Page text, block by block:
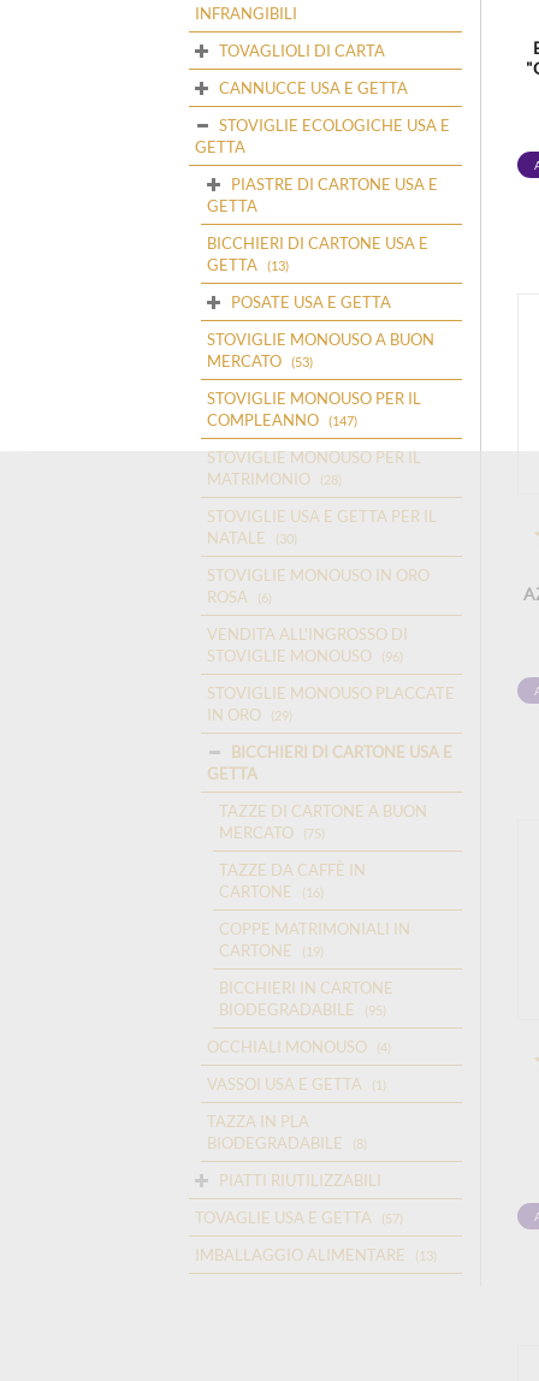
INFRANGIBILI
TOVAGLIOLI DI CARTA
CANNUCCE USA E GETTA
STOVIGLIE ECOLOGICHE USA E
GETTA
PIASTRE DI CARTONE USA E
GETTA
BICCHIERI DI CARTONE USA E
GETTA
(13)
POSATE USA E GETTA
STOVIGLIE MONOUSO A BUON
MERCATO
(53)
STOVIGLIE MONOUSO PER IL
COMPLEANNO
(147)
STOVIGLIE MONOUSO PER IL
MATRIMONIO
(28)
STOVIGLIE USA E GETTA PER IL
NATALE
(30)
STOVIGLIE MONOUSO IN ORO
ROSA
(6)
VENDITA ALL'INGROSSO DI
STOVIGLIE MONOUSO
(96)
STOVIGLIE MONOUSO PLACCATE
IN ORO
(29)
BICCHIERI DI CARTONE USA E
GETTA
TAZZE DI CARTONE A BUON
MERCATO
(75)
TAZZE DA CAFFÈ IN
CARTONE
(16)
COPPE MATRIMONIALI IN
CARTONE
(19)
BICCHIERI IN CARTONE
BIODEGRADABILE
(95)
OCCHIALI MONOUSO (4)
VASSOI USA E GETTA (1)
TAZZA IN PLA
BIODEGRADABILE
(8)
PIATTI RIUTILIZZABILI
TOVAGLIE USA E GETTA
(57)
IMBALLAGGIO ALIMENTARE (13)